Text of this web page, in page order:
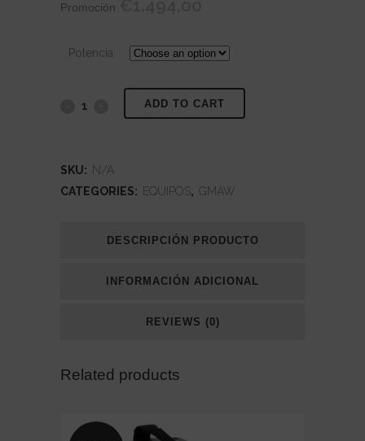
Promoción
Potencia
Origo
C171/201/251
quantity
ADD TO CART
SKU: N/A
CATEGORIES: EQUIPOS, GMAW
DESCRIPCIÓN PRODUCTO
INFORMACIÓN ADICIONAL
REVIEWS (0)
Related products